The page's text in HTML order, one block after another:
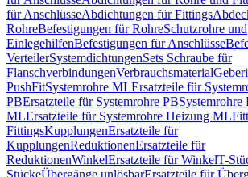
für AnschlüsseAbdichtungen für Fittings
RohreBefestigungen für RohreSchutzrohre und
EinlegehilfenBefestigungen für Anschlüsse
VerteilerSystemdichtungenSets Schraube für
FlanschverbindungenVerbrauchsmaterial
PushFitSystemrohre MLErsatzteile für
PBErsatzteile für Systemrohre PBSystemrohre
MLErsatzteile für Systemrohre Heizung ML
FittingsKupplungenErsatzteile für
KupplungenReduktionenErsatzteile für
ReduktionenWinkelErsatzteile für WinkelT-
StückeÜbergänge unlösbarErsatzteile für